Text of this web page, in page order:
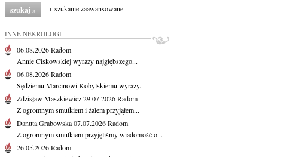
+ szukanie zaawansowane
INNE NEKROLOGI
06.08.2026Radom
Annie Ciskowskiej wyrazy najgłębszego...
06.08.2026Radom
Sędziemu Marcinowi Kobylskiemu wyrazy...
Zdzisław Maszkiewicz29.07.2026Radom
Z ogromnym smutkiem i żalem przyjąłem...
Danuta Grabowska07.07.2026Radom
Z ogromnym smutkiem przyjęliśmy wiadomość o...
26.05.2026Radom